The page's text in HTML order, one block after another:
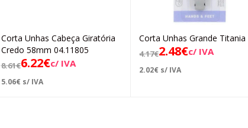
Adicionar
Corta Unhas Cabeça Giratória
Credo 58mm 04.11805
8.61€6.22€c/ IVA
5.06€ s/ IVA
Adicionar
Corta Unhas Grande Titania
4.17€2.48€c/ IVA
2.02€ s/ IVA